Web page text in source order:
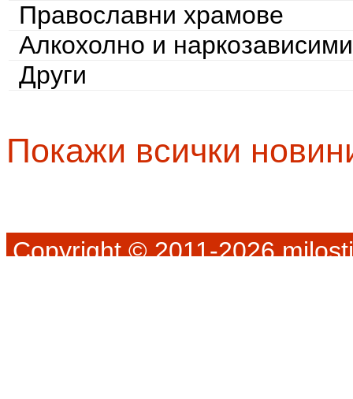
Православни храмове
Алкохолно и наркозависими
Други
Покажи всички
Copyright © 2011-2026